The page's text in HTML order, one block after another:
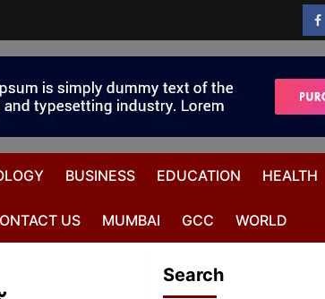
BUSINESS EDUCATION HEALTH
US MUMBAI GCC WORLD
Search